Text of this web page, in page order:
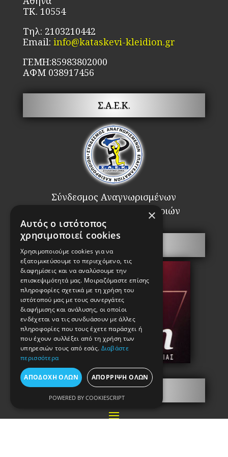
ΤΚ. 10554
Τηλ: 2103210442
Email: info@kataskevi-kleidion.gr
ΓΕΜΗ:85983802000
ΑΦΜ 038917456
Σ.Α.Ε.Κ.
Σύνδεσμος Αναγνωρισμένων
Επαγγελματιών Κλειθροποιών
Πληροφορίες
×
Αυτός ο ιστότοπος
χρησιμοποιεί cookies
Χρησιμοποιούμε cookies για να
εξατομικεύσουμε το περιεχόμενο, τις
διαφημίσεις και να αναλύσουμε την
επισκεψιμότητά μας. Μοιραζόμαστε επίσης
πληροφορίες σχετικά με τη χρήση του
ιστότοπού μας με τους συνεργάτες
διαφήμισης και ανάλυσης, οι οποίοι
ενδέχεται να τις συνδυάσουν με άλλες
πληροφορίες που τους έχετε παράσχει ή
που έχουν συλλέξει από τη χρήση των
υπηρεσιών τους από εσάς. Διαβάστε
περισσότερα
ΑΠΟΔΟΧΉ ΌΛΩΝ ΑΠΌΡΡΙΨΗ ΌΛΩΝ
POWERED BY COOKIESCRIPT